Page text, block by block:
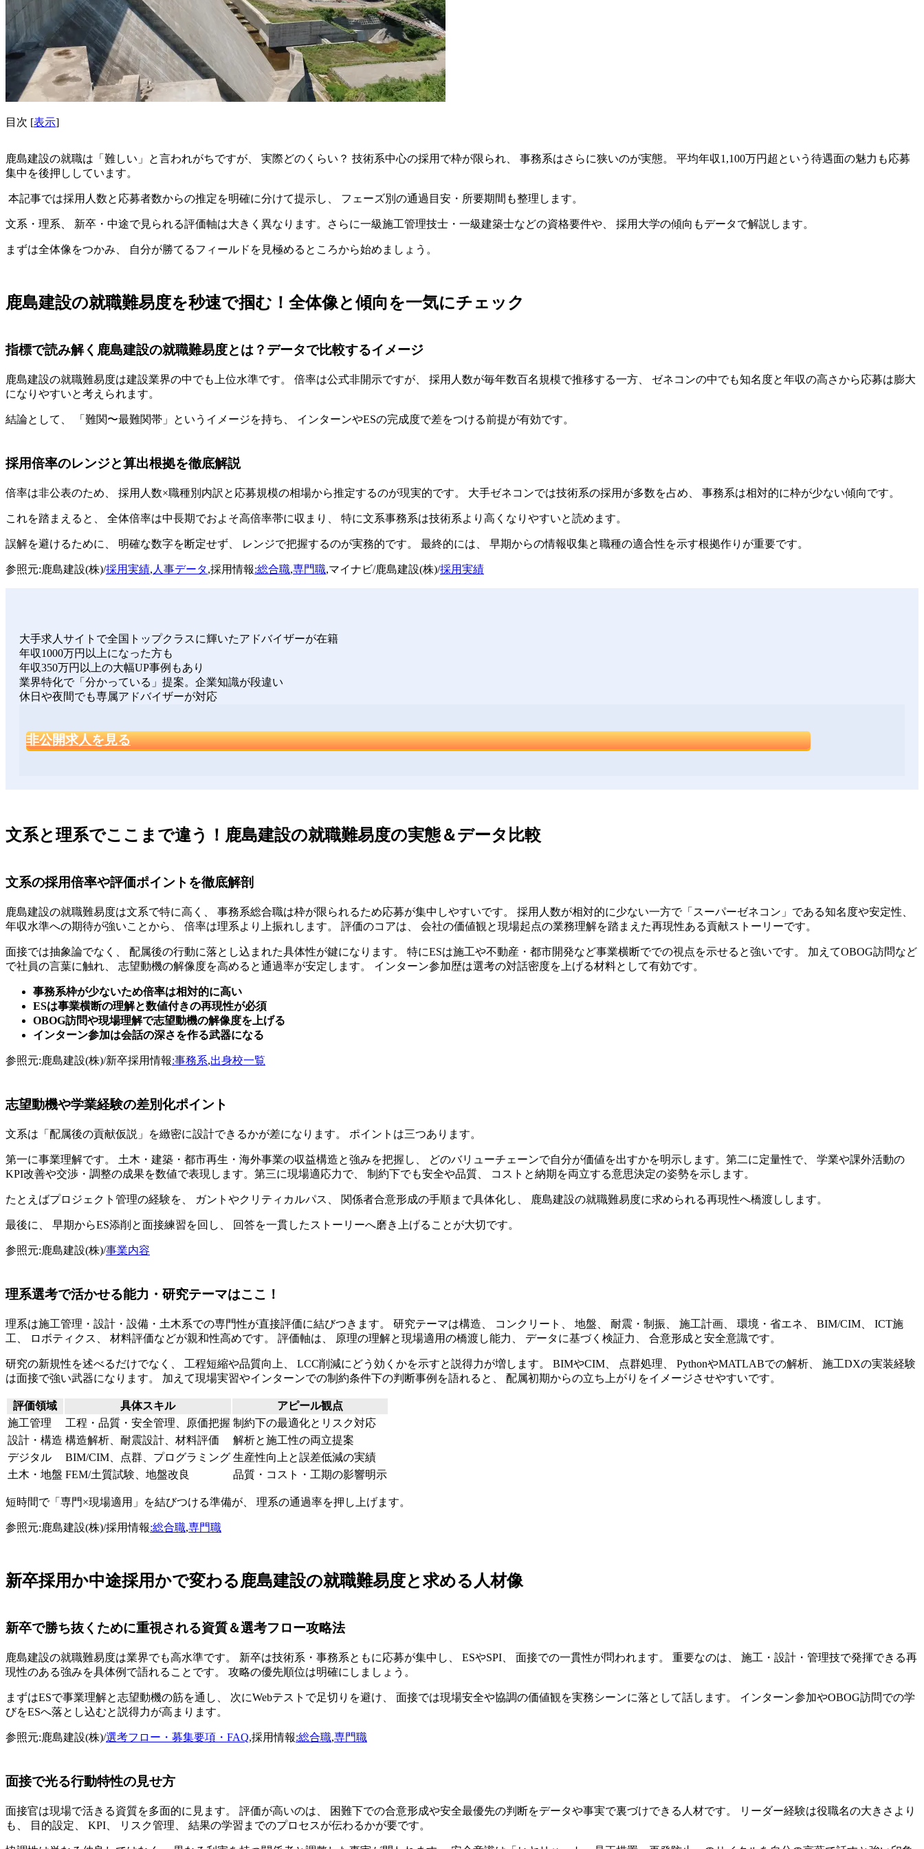
目次 [表示]
鹿島建設の就職は「難しい」と言われがちですが、 実際どのくらい？ 技術系中心の採用で枠が限られ、 事務系はさらに狭いのが実態。 平均年収1,100万円超という待遇面の魅力も応募
集中を後押ししています。
本記事では採用人数と応募者数からの推定を明確に分けて提示し、 フェーズ別の通過目安・所要期間も整理します。
文系・理系、 新卒・中途で見られる評価軸は大きく異なります。さらに一級施工管理技士・一級建築士などの資格要件や、 採用大学の傾向もデータで解説します。
まずは全体像をつかみ、 自分が勝てるフィールドを見極めるところから始めましょう。
鹿島建設の就職難易度を秒速で掴む！全体像と傾向を一気にチェック
指標で読み解く鹿島建設の就職難易度とは？データで比較するイメージ
鹿島建設の就職難易度は建設業界の中でも上位水準です。 倍率は公式非開示ですが、 採用人数が毎年数百名規模で推移する一方、 ゼネコンの中でも知名度と年収の高さから応募は膨大
になりやすいと考えられます。
結論として、 「難関〜最難関帯」というイメージを持ち、 インターンやESの完成度で差をつける前提が有効です。
採用倍率のレンジと算出根拠を徹底解説
倍率は非公表のため、 採用人数×職種別内訳と応募規模の相場から推定するのが現実的です。 大手ゼネコンでは技術系の採用が多数を占め、 事務系は相対的に枠が少ない傾向です。
これを踏まえると、 全体倍率は中長期でおよそ高倍率帯に収まり、 特に文系事務系は技術系より高くなりやすいと読めます。
誤解を避けるために、 明確な数字を断定せず、 レンジで把握するのが実務的です。 最終的には、 早期からの情報収集と職種の適合性を示す根拠作りが重要です。
参照元:鹿島建設(株)/採用実績, 人事データ,採用情報:総合職,専門職,マイナビ/鹿島建設(株)/採用実績
大手求人サイトで全国トップクラスに輝いたアドバイザーが在籍
年収1000万円以上になった方も
年収350万円以上の大幅UP事例もあり
業界特化で「分かっている」提案。企業知識が段違い
休日や夜間でも専属アドバイザーが対応
非公開求人を見る
文系と理系でここまで違う！鹿島建設の就職難易度の実態＆データ比較
文系の採用倍率や評価ポイントを徹底解剖
鹿島建設の就職難易度は文系で特に高く、 事務系総合職は枠が限られるため応募が集中しやすいです。 採用人数が相対的に少ない一方で「スーパーゼネコン」である知名度や安定性、
年収水準への期待が強いことから、 倍率は理系より上振れします。 評価のコアは、 会社の価値観と現場起点の業務理解を踏まえた再現性ある貢献ストーリーです。
面接では抽象論でなく、 配属後の行動に落とし込まれた具体性が鍵になります。 特にESは施工や不動産・都市開発など事業横断ででの視点を示せると強いです。 加えてOBOG訪問など
で社員の言葉に触れ、 志望動機の解像度を高めると通過率が安定します。 インターン参加歴は選考の対話密度を上げる材料として有効です。
事務系枠が少ないため倍率は相対的に高い
ESは事業横断の理解と数値付きの再現性が必須
OBOG訪問や現場理解で志望動機の解像度を上げる
インターン参加は会話の深さを作る武器になる
参照元:鹿島建設(株)/新卒採用情報:事務系,出身校一覧
志望動機や学業経験の差別化ポイント
文系は「配属後の貢献仮説」を緻密に設計できるかが差になります。 ポイントは三つあります。
第一に事業理解です。 土木・建築・都市再生・海外事業の収益構造と強みを把握し、 どのバリューチェーンで自分が価値を出すかを明示します。第二に定量性で、 学業や課外活動の
KPI改善や交渉・調整の成果を数値で表現します。第三に現場適応力で、 制約下でも安全や品質、 コストと納期を両立する意思決定の姿勢を示します。
たとえばプロジェクト管理の経験を、 ガントやクリティカルパス、 関係者合意形成の手順まで具体化し、 鹿島建設の就職難易度に求められる再現性へ橋渡しします。
最後に、 早期からES添削と面接練習を回し、 回答を一貫したストーリーへ磨き上げることが大切です。
参照元:鹿島建設(株)/事業内容
理系選考で活かせる能力・研究テーマはここ！
理系は施工管理・設計・設備・土木系での専門性が直接評価に結びつきます。 研究テーマは構造、 コンクリート、 地盤、 耐震・制振、 施工計画、 環境・省エネ、 BIM/CIM、 ICT施
工、 ロボティクス、 材料評価などが親和性高めです。 評価軸は、 原理の理解と現場適用の橋渡し能力、 データに基づく検証力、 合意形成と安全意識です。
研究の新規性を述べるだけでなく、 工程短縮や品質向上、 LCC削減にどう効くかを示すと説得力が増します。 BIMやCIM、 点群処理、 PythonやMATLABでの解析、 施工DXの実装経験
は面接で強い武器になります。 加えて現場実習やインターンでの制約条件下の判断事例を語れると、 配属初期からの立ち上がりをイメージさせやすいです。
評価領域 具体スキル
アピール観点
施工管理
工程・品質・安全管理、原価把握 制約下の最適化とリスク対応
設計・構造 構造解析、耐震設計、材料評価
解析と施工性の両立提案
デジタル
BIM/CIM、点群、プログラミング 生産性向上と誤差低減の実績
土木・地盤 FEM/土質試験、地盤改良 品質・コスト・工期の影響明示
短時間で「専門×現場適用」を結びつける準備が、 理系の通過率を押し上げます。
参照元:鹿島建設(株)/採用情報:総合職,専門職
新卒採用か中途採用かで変わる鹿島建設の就職難易度と求める人材像
新卒で勝ち抜くために重視される資質＆選考フロー攻略法
鹿島建設の就職難易度は業界でも高水準です。 新卒は技術系・事務系ともに応募が集中し、 ESやSPI、 面接での一貫性が問われます。 重要なのは、 施工・設計・管理技で発揮できる再
現性のある強みを具体例で語れることです。 攻略の優先順位は明確にしましょう。
まずはESで事業理解と志望動機の筋を通し、 次にWebテストで足切りを避け、 面接では現場安全や協調の価値観を実務シーンに落として話します。 インターン参加やOBOG訪問での学
びをESへ落とし込むと説得力が高まります。
参照元:鹿島建設(株)/選考フロー・募集要項・FAQ,採用情報:総合職,専門職
面接で光る行動特性の見せ方
面接官は現場で活きる資質を多面的に見ます。 評価が高いのは、 困難下での合意形成や安全最優先の判断をデータや事実で裏づけできる人材です。 リーダー経験は役職名の大きさより
も、 目的設定、 KPI、 リスク管理、 結果の学習までのプロセスが伝わるかが要です。